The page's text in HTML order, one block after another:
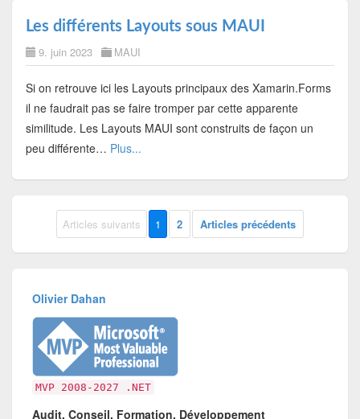
Les différents Layouts sous MAUI
9. juin 2023 MAUI
Si on retrouve ici les Layouts principaux des Xamarin.Forms
il ne faudrait pas se faire tromper par cette apparente
similitude. Les Layouts MAUI sont construits de façon un
peu différente… Plus...
Articles suivants 1 2 Articles précédents
Olivier Dahan
MVP 2008-2027 .NET
Audit, Conseil, Formation, Développement